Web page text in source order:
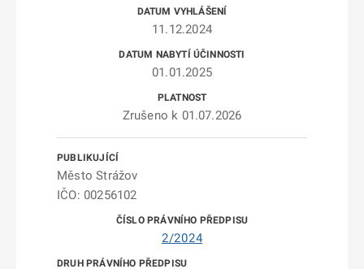
11.12.2024
01.01.2025
Zrušeno k 01.07.2026
Město Strážov
IČO: 00256102
2/2024